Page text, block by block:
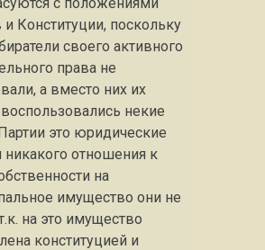
и Конституции, поскольку
своего активного
права не
а вместо них их
некие
это юридические
никакого отношения к
на
имущество они не
на это имущество
конституцией и